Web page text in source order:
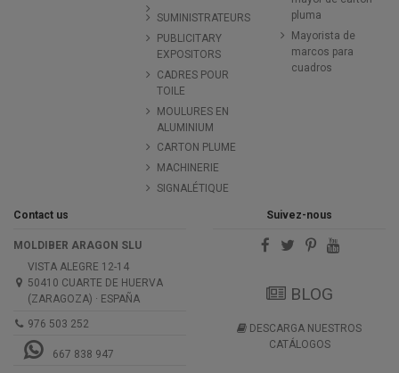
SUMINISTRATEURS
PUBLICITARY
EXPOSITORS
CADRES POUR
TOILE
MOULURES EN
ALUMINIUM
CARTON PLUME
MACHINERIE
SIGNALÉTIQUE
pluma
Mayorista de
marcos para
cuadros
Contact us
MOLDIBER ARAGON SLU
VISTA ALEGRE 12-14
50410 CUARTE DE HUERVA
(ZARAGOZA) · ESPAÑA
976 503 252
667 838 947
Suivez-nous
BLOG
DESCARGA NUESTROS
CATÁLOGOS